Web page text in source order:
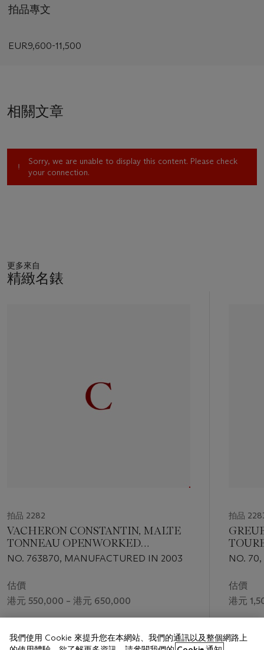
拍品專文
EUR9,600-11,500
相關文章
Sorry, we are unable to display this content. Please check
your connection.
更多來自
精緻名錶
拍品 2282
VACHERON CONSTANTIN, MALTE
TONNEAU OPENWORKED
TOURBILLON PLATINUM
MANUALLY-WOUND
SKELETONISED TOURBILLON
WRISTWATCH WITH DATE AND
POWER RESERVE INDICATION
NO. 763870, MANUFACTURED IN 2003
估價
港元 550,000 – 港元 650,000
港元 884,000
拍品
DAY-
DIAL
NO.
估價
港元
港元
我們使用 Cookie 來提升您在本網站、我們的通訊以及整個網路上